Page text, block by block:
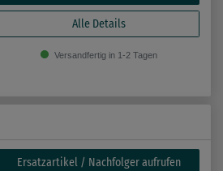
Alle Details
Versandfertig in 1-2 Tagen
Ersatzartikel / Nachfolger aufrufen